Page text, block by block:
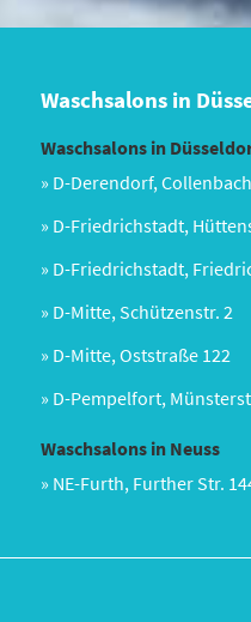
Waschsalons in
Waschsalons in
» D-Derendorf,
» D-Friedrichstadt,
» D-Friedrichstadt,
» D-Mitte, Schützenstr. 2
» D-Mitte, Oststraße 122
» D-Pempelfort,
Waschsalons in Neuss
» NE-Furth, Further Str.